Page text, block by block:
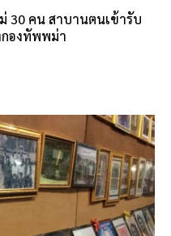
30 คน สาบานตนเข้ารับ
องทัพพม่า